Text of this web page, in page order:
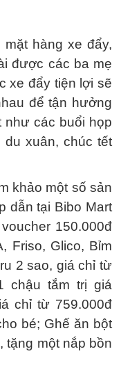
hàng xe đẩy,
được các ba mẹ
xe đẩy tiện lợi sẽ
để tận hưởng
như các buổi họp
du xuân, chúc tết
khảo một số sản
dẫn tại Bibo Mart
150.000đ
Friso, Glico, Bỉm
2 sao, giá chỉ từ
chậu tắm trị giá
chỉ từ 759.000đ
bé; Ghế ăn bột
tặng một nắp bồn